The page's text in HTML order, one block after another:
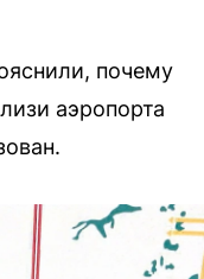
почему
аэропорта